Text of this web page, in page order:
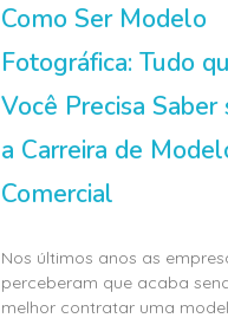
Como Ser Modelo
Fotográfica: Tudo
Você Precisa Saber
a Carreira de
Comercial
Nos últimos anos as
perceberam que acaba
melhor contratar uma